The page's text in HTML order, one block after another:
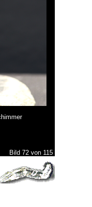
Bild 72 von 115